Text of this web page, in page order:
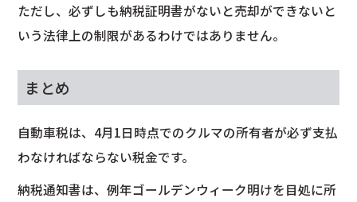
ただし、必ずしも納税証明書がないと売却ができないと
いう法律上の制限があるわけではありません。
まとめ
自動車税は、4月1日時点でのクルマの所有者が必ず支払
わなければならない税金です。
納税通知書は、例年ゴールデンウィーク明けを目処に所